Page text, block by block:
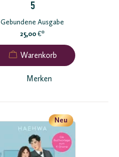
5
Gebundene Ausgabe
25,00€*
Merken
Neu